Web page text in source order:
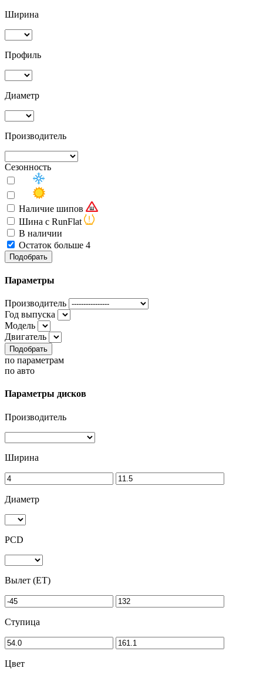
Ширина
Профиль
Диаметр
Производитель
Сезонность
Наличие шипов
Шина с RunFlat
В наличии
Остаток больше 4
Подобрать
Параметры
Производитель
Год выпуска
Модель
Двигатель
Подобрать
по параметрам
по авто
Параметры дисков
Производитель
Ширина
Диаметр
PCD
Вылет (ET)
Ступица
Цвет